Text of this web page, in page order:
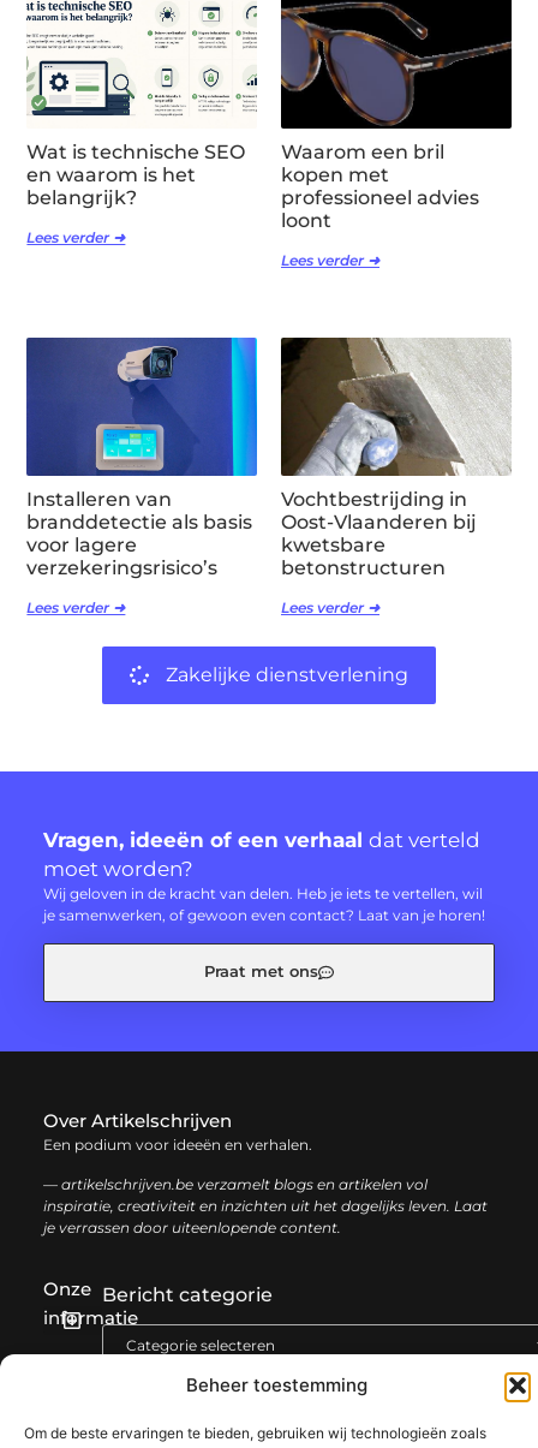
Beheer toestemming
Om de beste ervaringen te bieden, gebruiken wij technologieën zoals
Wat is technische SEO
en waarom is het
belangrijk?
Lees verder ➜
Waarom een bril
kopen met
professioneel advies
loont
Lees verder ➜
Installeren van
branddetectie als basis
voor lagere
verzekeringsrisico’s
Lees verder ➜
Vochtbestrijding in
Oost-Vlaanderen bij
kwetsbare
betonstructuren
Lees verder ➜
Zakelijke dienstverlening
Vragen, ideeën of een verhaal dat verteld
moet worden?
Wij geloven in de kracht van delen. Heb je iets te vertellen, wil
je samenwerken, of gewoon even contact? Laat van je horen!
Praat met ons
Over Artikelschrijven
Een podium voor ideeën en verhalen.
— artikelschrijven.be verzamelt blogs en artikelen vol
inspiratie, creativiteit en inzichten uit het dagelijks leven. Laat
je verrassen door uiteenlopende content.
Onze
informatie
Bericht categorie